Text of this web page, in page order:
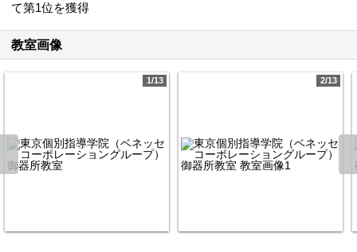
て第1位を獲得
教室画像
1/13 2/13